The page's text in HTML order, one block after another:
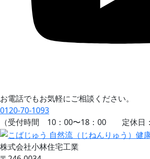
お電話でもお気軽にご相談ください。
0120-70-1093
（受付時間 10：00〜18：00 定休日：
株式会社小林住宅工業